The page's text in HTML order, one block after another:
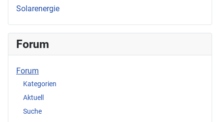
Solarenergie
Forum
Forum
Kategorien
Aktuell
Suche